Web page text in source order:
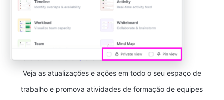
Veja as atualizações e ações em todo o seu espaço de
trabalho e promova atividades de formação de equipes